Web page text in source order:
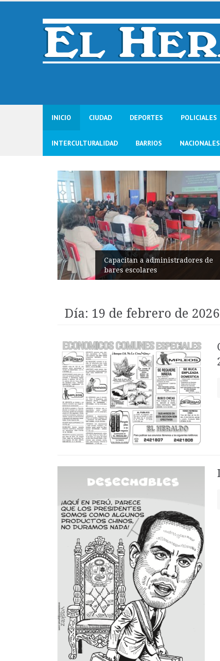
Skip
INICIO CIUDAD DEPORTES POLICIALES
INTERCULTURALIDAD BARRIOS NACIONALES
Capacitan a administradores de
bares escolares
Día: 19 de febrero de 2026